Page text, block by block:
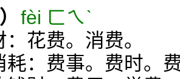
fèi ㄈㄟˋ
花费。消费。
：费事。费时。